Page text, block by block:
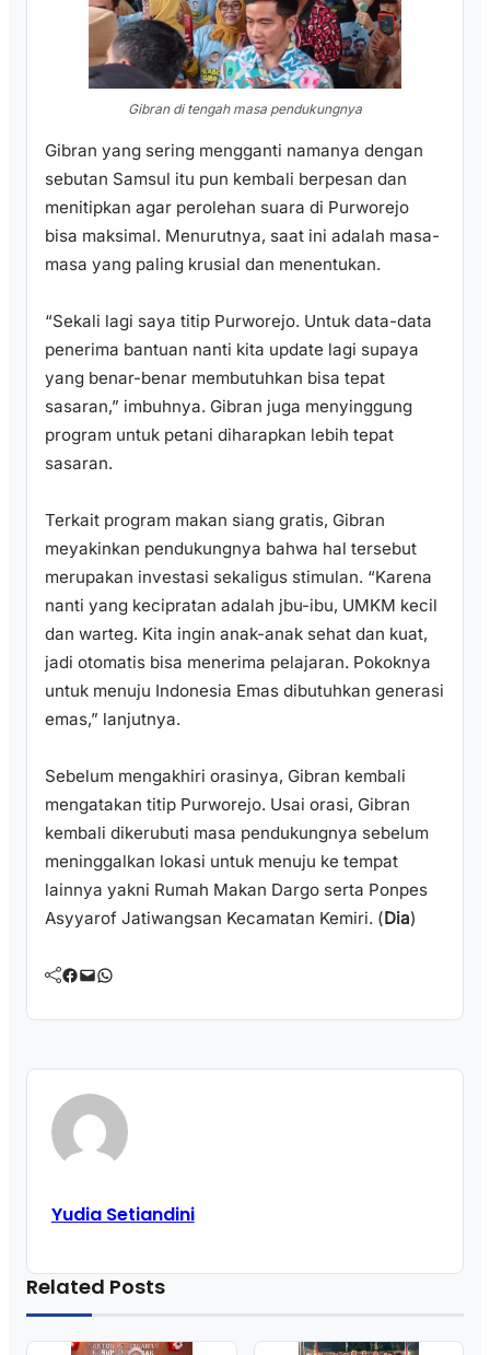
Gibran di tengah masa pendukungnya
Gibran yang sering mengganti namanya dengan
sebutan Samsul itu pun kembali berpesan dan
menitipkan agar perolehan suara di Purworejo
bisa maksimal. Menurutnya, saat ini adalah masa-
masa yang paling krusial dan menentukan.
“Sekali lagi saya titip Purworejo. Untuk data-data
penerima bantuan nanti kita update lagi supaya
yang benar-benar membutuhkan bisa tepat
sasaran,” imbuhnya. Gibran juga menyinggung
program untuk petani diharapkan lebih tepat
sasaran.
Terkait program makan siang gratis, Gibran
meyakinkan pendukungnya bahwa hal tersebut
merupakan investasi sekaligus stimulan. “Karena
nanti yang kecipratan adalah jbu-ibu, UMKM kecil
dan warteg. Kita ingin anak-anak sehat dan kuat,
jadi otomatis bisa menerima pelajaran. Pokoknya
untuk menuju Indonesia Emas dibutuhkan generasi
emas,” lanjutnya.
Sebelum mengakhiri orasinya, Gibran kembali
mengatakan titip Purworejo. Usai orasi, Gibran
kembali dikerubuti masa pendukungnya sebelum
meninggalkan lokasi untuk menuju ke tempat
lainnya yakni Rumah Makan Dargo serta Ponpes
Asyyarof Jatiwangsan Kecamatan Kemiri. (Dia)
Facebook Mail WhatsApp
Yudia Setiandini
Related Posts